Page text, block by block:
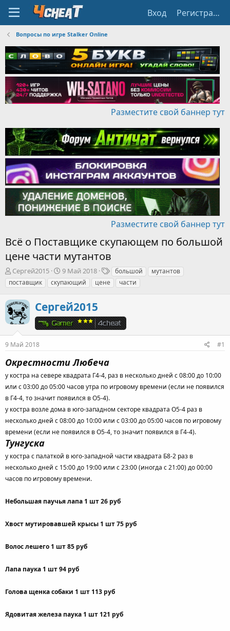
Вход Регистрация
Вопросы по игре Stalker Online
Разместите свой баннер тут
Разместите свой баннер тут
Всё о Поставщике скупающем по большой
цене части мутантов
А
в
т
о
р
т
е
м
ы
Сергей2015
Д
а
т
н
а
ч
а
9 Май 2018
Т
е
г
большой
мутантов
поставщик
скупающий цене части
Сергей2015
9 Май 2018 #1
Окрестности Любеча
у костра на севере квадрата Г4-4, раз в несколько дней с 08:00 до 10:00
или с 03:00 до 05:00 часов утра по игровому времени (если не появился
в Г4-4, то значит появился в О5-4).
у костра возле дома в юго-западном секторе квадрата О5-4 раз в
несколько дней с 08:00 до 10:00 или с 03:00 до 05:00 часов по игровому
времени (если не появился в О5-4, то значит появился в Г4-4).
Тунгуска
у костра с палаткой в юго-западной части квадрата Б8-2 раз в
несколько дней с 15:00 до 19:00 или с 23:00 (иногда с 21:00) до 00:00
часов по игровому времени.
Небольшая паучья лапа 1 шт 26 руб
Хвост мутировавшей крысы 1 шт 75 руб
Волос лешего 1 шт 85 руб
Лапа паука 1 шт 94 руб
Голова щенка собаки 1 шт 113 руб
Ядовитая железа паука 1 шт 121 руб